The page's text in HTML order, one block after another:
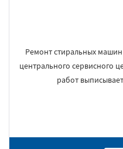
Ремонт стиральных
центрального сервисного
работ